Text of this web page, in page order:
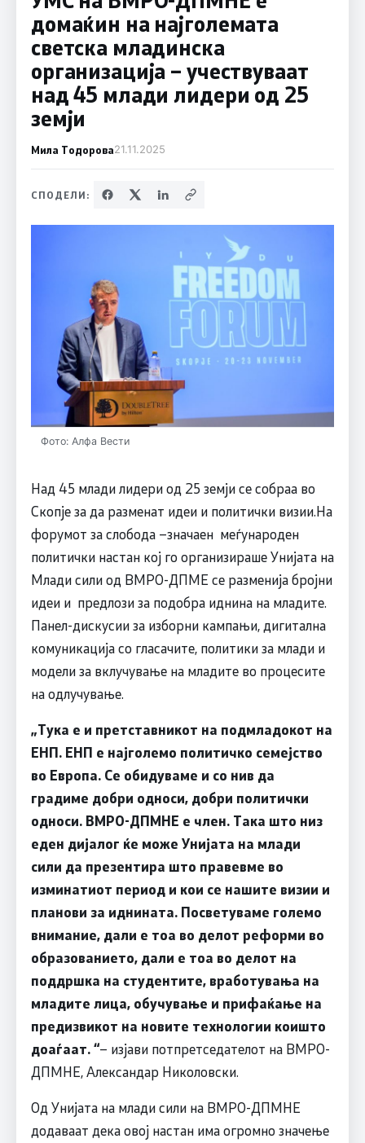
домаќин на најголемата
светска младинска
организација – учествуваат
над 45 млади лидери од 25
земји
Мила Тодорова21.11.2025
СПОДЕЛИ:
Фото: Алфа Вести
Над 45 млади лидери од 25 земји се собраа во
Скопје за да разменат идеи и политички визии.На
форумот за слобода –значаен меѓународен
политички настан кој го организираше Унијата на
Млади сили од ВМРО-ДПМЕ се разменија бројни
идеи и предлози за подобра иднина на младите.
Панел-дискусии за изборни кампањи, дигитална
комуникација со гласачите, политики за млади и
модели за вклучување на младите во процесите
на одлучување.
„Тука е и претставникот на подмладокот на
ЕНП. ЕНП е најголемо политичко семејство
во Европа. Се обидуваме и со нив да
градиме добри односи, добри политички
односи. ВМРО-ДПМНЕ е член. Така што низ
еден дијалог ќе може Унијата на млади
сили да презентира што правевме во
изминатиот период и кои се нашите визии и
планови за иднината. Посветуваме големо
внимание, дали е тоа во делот реформи во
образованието, дали е тоа во делот на
поддршка на студентите, вработувања на
младите лица, обучување и прифаќање на
предизвикот на новите технологии коишто
доаѓаат. “– изјави потпретседателот на ВМРО-
ДПМНЕ, Александар Николовски.
Од Унијата на млади сили на ВМРО-ДПМНЕ
додаваат дека овој настан има огромно значење